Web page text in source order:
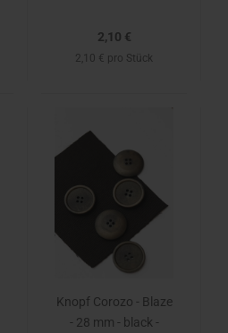
2,10 €
2,10 € pro Stück
Knopf Corozo - Blaze
- 28 mm - black -